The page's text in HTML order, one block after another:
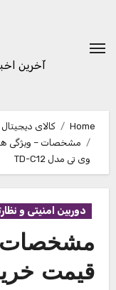
content
آخرین
Home کالای دیجیتال
مشخصات – ویژگی ها
وی تی مدل TD-C12
دوربین امنیتی و
مشخصات
قیمت